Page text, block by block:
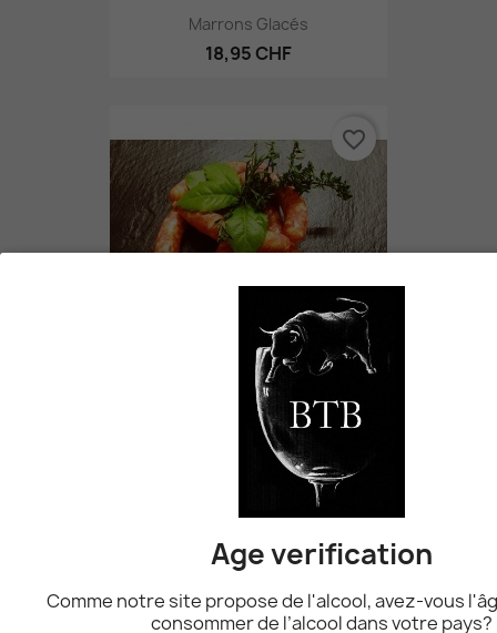
Marrons Glacés
18,95 CHF
Chipolata De Porc Piquantes
10,50 CHF
favorite_border
favorite_border
Age verification
Comme notre site propose de l'alcool, avez-vous
consommer de l’alcool dans votre pays?